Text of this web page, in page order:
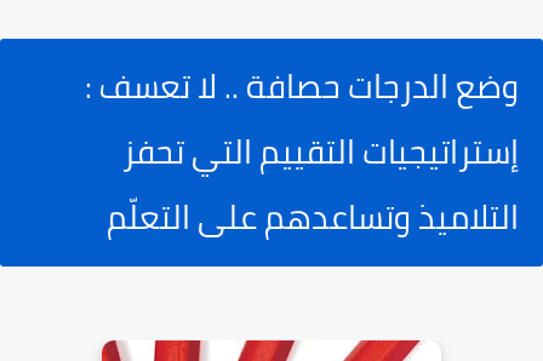
وضع الدرجات حصافة .. لا تعسف :
إستراتيجيات التقييم التي تحفز
التلاميذ وتساعدهم على التعلّم